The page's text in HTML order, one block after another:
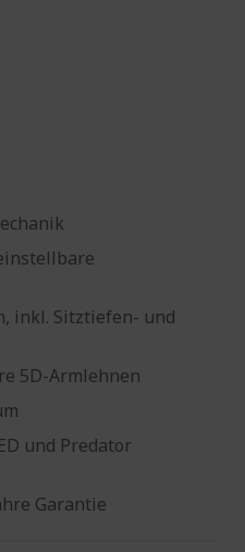
inkl. Sitztiefen- und
5D-Armlehnen
und Predator
Garantie